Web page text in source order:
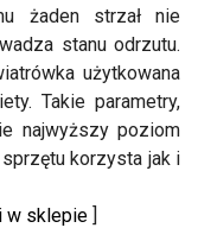
żaden strzał nie
stanu odrzutu.
użytkowana
Takie parametry,
najwyższy poziom
korzysta jak i
w sklepie ]